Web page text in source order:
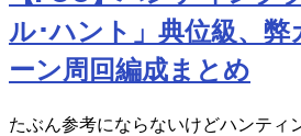
ル･ハント」典位級、
ーン周回編成まとめ
たぶん参考にならないけどハンティ